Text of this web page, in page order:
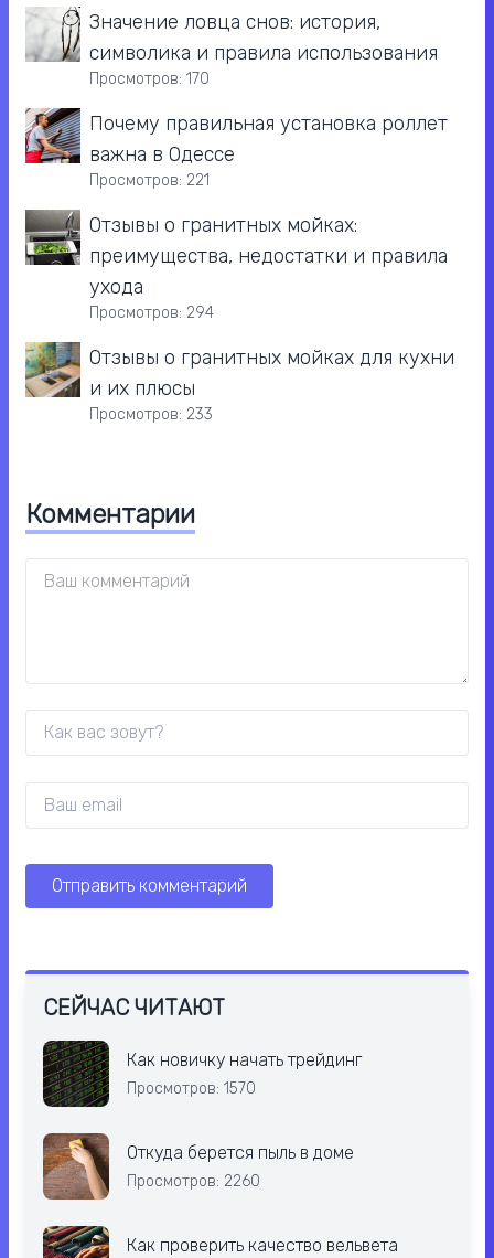
Значение ловца снов: история,
символика и правила использования
Просмотров: 170
Почему правильная установка роллет
важна в Одессе
Просмотров: 221
Отзывы о гранитных мойках:
преимущества, недостатки и правила
ухода
Просмотров: 294
Отзывы о гранитных мойках для кухни
и их плюсы
Просмотров: 233
Комментарии
СЕЙЧАС ЧИТАЮТ
Как новичку начать трейдинг
Просмотров: 1570
Откуда берется пыль в доме
Просмотров: 2260
Как проверить качество вельвета